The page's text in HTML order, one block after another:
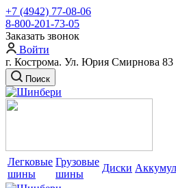
+7 (4942) 77-08-06
8-800-201-73-05
Заказать звонок
Войти
г. Кострома. Ул. Юрия Смирнова 83
Поиск
Легковые
шины
Грузовые
шины
Диски